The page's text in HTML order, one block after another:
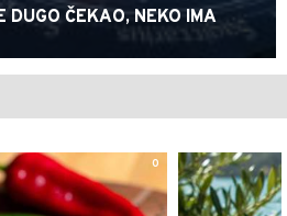
DUGO ČEKAO, NEKO IMA
0